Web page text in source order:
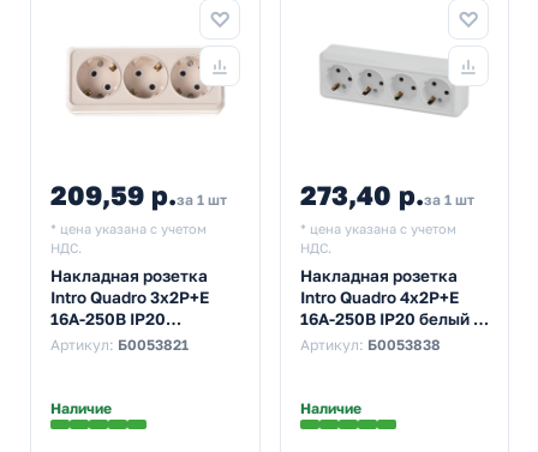
209,59 р.за 1 шт
* цена указана с учетом
НДС.
Накладная розетка
Intro Quadro 3х2P+E
16А-250В IP20
слоновая кость 2-206-
Артикул: Б0053821
Наличие
273,40 р.за 1 шт
* цена указана с учетом
НДС.
Накладная розетка
Intro Quadro 4х2P+E
16А-250В IP20 белый 2-
208-01
Артикул: Б0053838
Наличие